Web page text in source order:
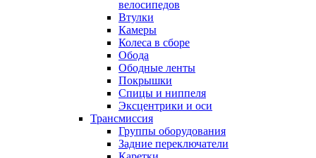
велосипедов
Втулки
Камеры
Колеса в сборе
Обода
Ободные ленты
Покрышки
Спицы и ниппеля
Эксцентрики и оси
Трансмиссия
Группы оборудования
Задние переключатели